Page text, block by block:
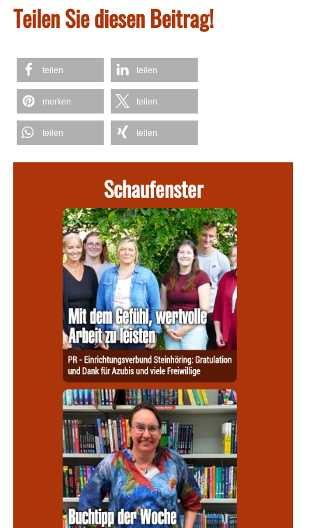
Teilen Sie diesen Beitrag!
teilen teilen
merken teilen
teilen teilen
Schaufenster